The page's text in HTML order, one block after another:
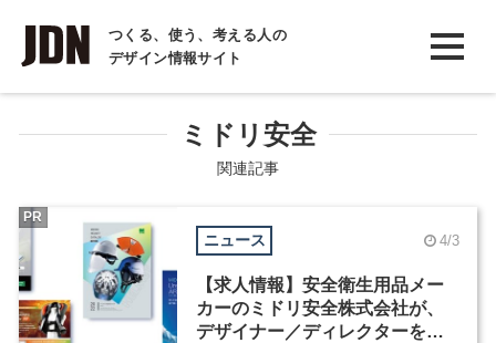
つくる、使う、考える人の
デザイン情報サイト
INTERVIEW
インタビュー
コラム
ミドリ安全
関連記事
ニュース 4/3
【求人情報】安全衛生用品メー
カーのミドリ安全株式会社が、
デザイナー／ディレクターを募
PR